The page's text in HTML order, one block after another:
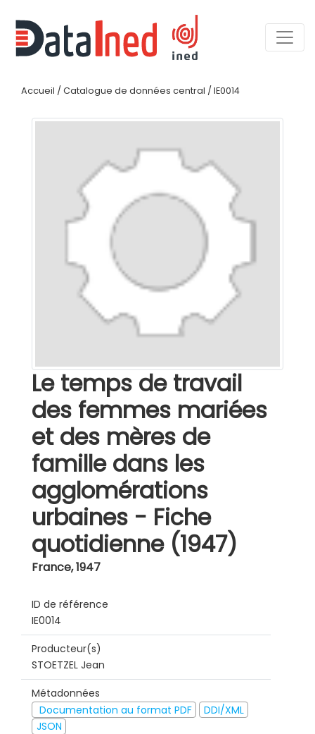
Accueil / Catalogue de données central / IE0014
Le temps de travail
des femmes mariées
et des mères de
famille dans les
agglomérations
urbaines - Fiche
quotidienne (1947)
France,1947
ID de référence
IE0014
Producteur(s)
STOETZEL Jean
Métadonnées
Documentation au format PDF
DDI/XML
JSON